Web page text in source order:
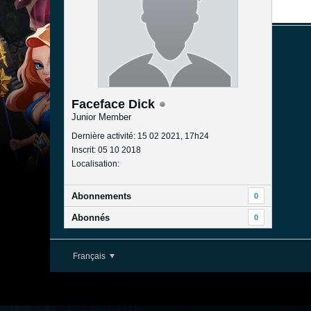
Faceface Dick
Junior Member
Dernière activité: 15 02 2021, 17h24
Inscrit: 05 10 2018
Localisation:
Abonnements 0
Abonnés 0
Français